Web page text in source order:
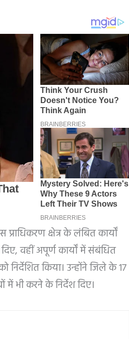
क्षेत्र के लंबित कार्यों
वहीं अपूर्ण कार्यों में संबंधित
किया। उन्होंने जिले के 17
भी करने के निर्देश दिए।